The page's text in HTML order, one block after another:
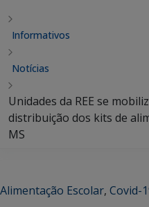
Informativos
Notícias
Unidades da REE se
distribuição dos kits de
MS
Alimentação Escolar, Covid-